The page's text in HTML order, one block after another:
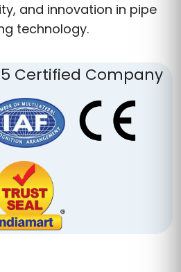
and innovation in pipe
technology.
Certified Company